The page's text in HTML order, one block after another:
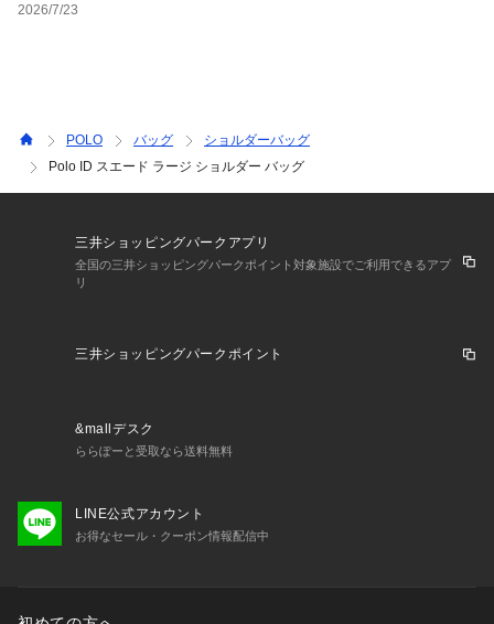
2026/7/23
POLO バッグ
ショルダーバッグ
Polo ID スエード ラージ ショルダー バッグ
三井ショッピングパークアプリ
全国の三井ショッピングパークポイント対象施設でご利用できるアプ
リ
三井ショッピングパークポイント
&mallデスク
ららぽーと受取なら送料無料
LINE公式アカウント
お得なセール・クーポン情報配信中